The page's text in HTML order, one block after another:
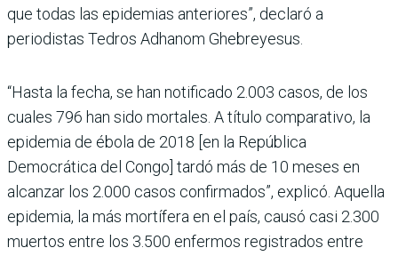
que todas las epidemias anteriores”, declaró a
periodistas Tedros Adhanom Ghebreyesus.
“Hasta la fecha, se han notificado 2.003 casos, de los
cuales 796 han sido mortales. A título comparativo, la
epidemia de ébola de 2018 [en la República
Democrática del Congo] tardó más de 10 meses en
alcanzar los 2.000 casos confirmados”, explicó. Aquella
epidemia, la más mortífera en el país, causó casi 2.300
muertos entre los 3.500 enfermos registrados entre